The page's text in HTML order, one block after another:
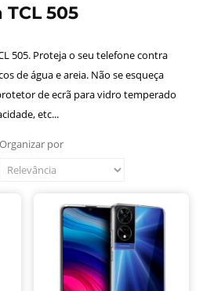
505
505. Proteja o seu telefone contra
de água e areia. Não se esqueça
de ecrã para vidro temperado
etc...
Organizar por